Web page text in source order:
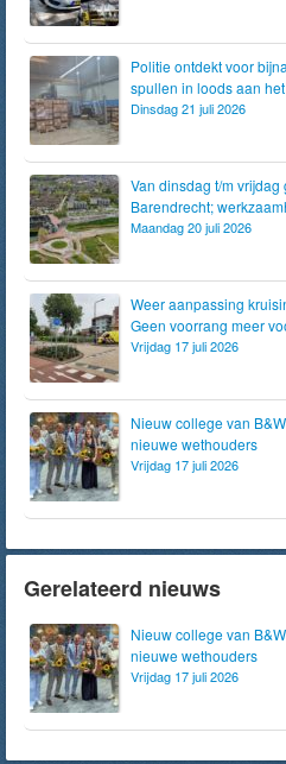
Politie ontdekt voor
spullen in loods aan
Dinsdag 21 juli 2026
Van dinsdag t/m
Barendrecht;
Maandag 20 juli 2026
Weer aanpassing
Geen voorrang meer
Vrijdag 17 juli 2026
Nieuw college van
nieuwe wethouders
Vrijdag 17 juli 2026
Gerelateerd nieuws
Nieuw college van
nieuwe wethouders
Vrijdag 17 juli 2026